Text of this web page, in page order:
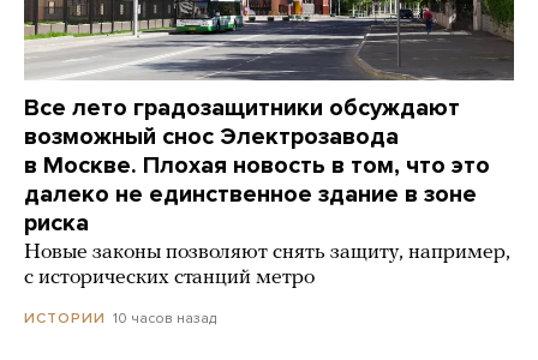
Все лето градозащитники обсуждают
возможный снос Электрозавода
в Москве. Плохая новость в том, что это
далеко не единственное здание в зоне
риска
Новые законы позволяют снять защиту, например,
с исторических станций метро
ИСТОРИИ 10 часов назад